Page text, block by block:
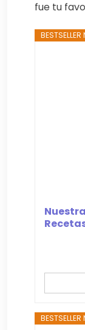
fue tu
BESTSELLER
BESTSELLER